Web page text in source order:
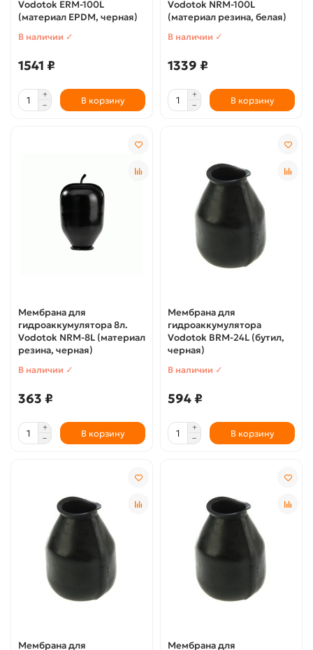
Vodotok ERM-100L
(материал EPDM, черная)
В наличии ✓
1541 ₽
В корзину
Vodotok NRM-100L
(материал резина, белая)
В наличии ✓
1339 ₽
В корзину
Мембрана для
гидроаккумулятора 8л.
Vodotok NRM-8L (материал
резина, черная)
В наличии ✓
363 ₽
В корзину
Мембрана для
гидроаккумулятора
Vodotok BRM-24L (бутил,
черная)
В наличии ✓
594 ₽
В корзину
Мембрана для
Мембрана для